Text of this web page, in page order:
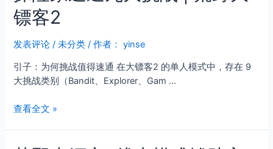
2
趣
味
组
厄
斯
辅
镖客2
发表评论 /未分类 / 作者： yinse
引子：为何挑战值得速通 在大镖客2 的单人模式中，存在 9
大挑战类别（Bandit、Explorer、Gam …
探
查看全文 »